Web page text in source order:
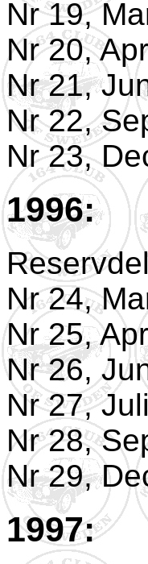
Nr 19,
Nr 20,
Nr 21,
Nr 22,
Nr 23,
1996:
Nr 24,
Nr 25,
Nr 26,
Nr 27,
Nr 28,
Nr 29,
1997: